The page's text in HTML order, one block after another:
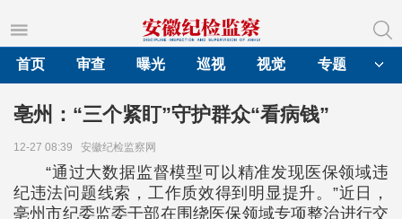
首页
审查 曝光 巡视 视觉 专题
亳州：“三个紧盯”守护群众“看病钱”
12-27 08:39 安徽纪检监察网
“通过大数据监督模型可以精准发现医保领域违
纪违法问题线索，工作质效得到明显提升。”近日，
亳州市纪委监委干部在围绕医保领域专项整治进行交